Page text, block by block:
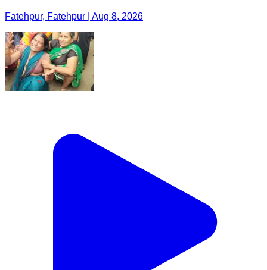
Fatehpur, Fatehpur | Aug 8, 2026